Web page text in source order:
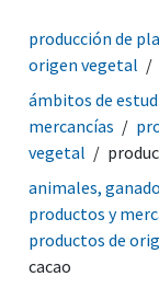
producción de
origen vegetal
ámbitos de
mercancías
vegetal
animales,
productos y
productos de
cacao